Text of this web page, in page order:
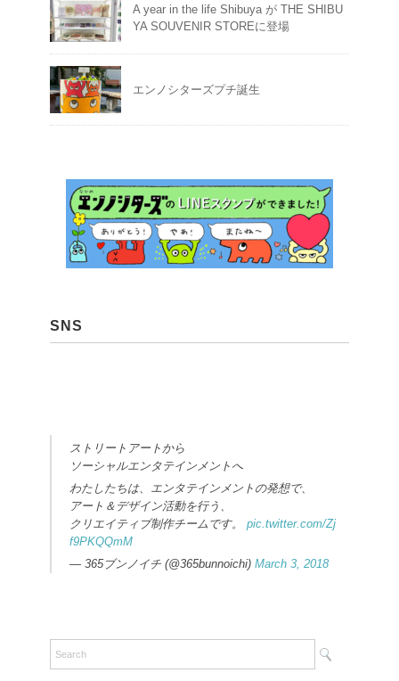
A year in the life Shibuya が THE SHIBU
YA SOUVENIR STOREに登場
エンノシターズプチ誕生
SNS
ストリートアートから
ソーシャルエンタテインメントへ
わたしたちは、エンタテインメントの発想で、
アート＆デザイン活動を行う、
クリエイティブ制作チームです。 pic.twitter.com/Zj
f9PKQQmM
— 365ブンノイチ (@365bunnoichi) March 3, 2018